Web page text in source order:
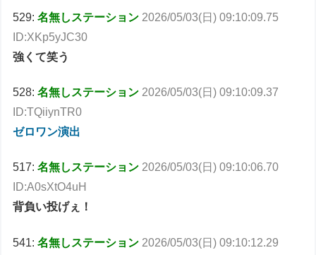
529:名無しステーション 2026/05/03(日) 09:10:09.75
ID:XKp5yJC30
強くて笑う
528:名無しステーション 2026/05/03(日) 09:10:09.37
ID:TQiiynTR0
ゼロワン演出
517:名無しステーション 2026/05/03(日) 09:10:06.70
ID:A0sXtO4uH
背負い投げぇ！
541:名無しステーション 2026/05/03(日) 09:10:12.29